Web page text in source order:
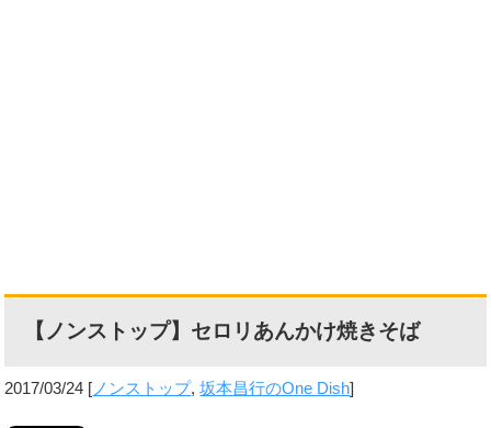
【ノンストップ】セロリあんかけ焼きそば
2017/03/24 [ ノンストップ,坂本昌行のOne Dish]